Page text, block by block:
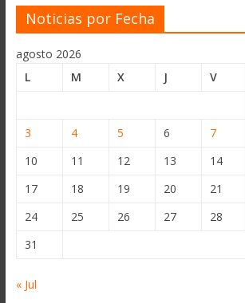
Noticias por Fecha
agosto 2026
L
M X J V
3
4 5 6 7
10
11 12 13 14
17
18 19 20 21
24
25 26 27 28
31
« Jul